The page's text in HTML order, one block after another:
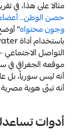
مثالا على هذا، في
حصن الوطن.. أعضاء
وجون محتواه"
التواصل
موقعه الجغرافي
أنه ليس سورياً، بل
أنه تبنّى هوية
أدوات